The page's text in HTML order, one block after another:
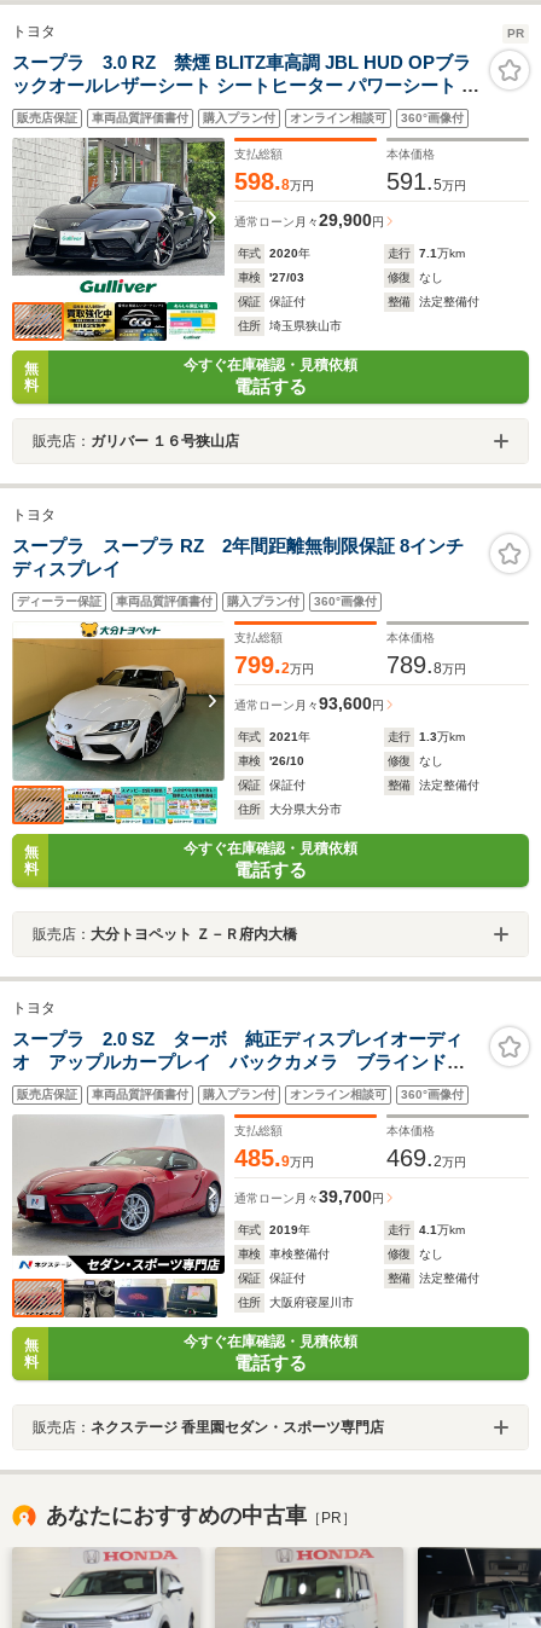
トヨタ PR
スープラ 3.0 RZ 禁煙 BLITZ車高調 JBL HUD OPブラ
ックオールレザーシート シートヒーター パワーシート ナ
ビ バックカメラ LEDヘッドライト FRコーナーセンサー
ETC 衝突軽減 レーダークルーズ ブラインドスポット パ
ドルシフト
販売店保証 車両品質評価書付 購入プラン付 オンライン相談可 360°画像付
支払総額
598.8万円
本体価格
591.5万円
通常ローン 月々29,900円
年式 2020年 走行 7.1万km
車検
'27/03 修復
なし
保証
保証付 整備
法定整備付
住所
埼玉県狭山市
無
料
今すぐ在庫確認・見積依頼
電話する
販売店： ガリバー １６号狭山店
トヨタ
スープラ スープラ RZ 2年間距離無制限保証 8インチ
ディスプレイ
ディーラー保証 車両品質評価書付 購入プラン付 360°画像付
支払総額
799.2万円
本体価格
789.8万円
通常ローン 月々93,600円
年式 2021年 走行 1.3万km
車検
'26/10 修復
なし
保証
保証付 整備
法定整備付
住所
大分県大分市
無
料
今すぐ在庫確認・見積依頼
電話する
販売店： 大分トヨペット Ｚ－Ｒ府内大橋
トヨタ
スープラ 2.0 SZ ターボ 純正ディスプレイオーディ
オ アップルカープレイ バックカメラ ブラインドス
ポットモニター プリクラッシュセーフティ レーダー
クルーズコントロール LEDヘッドライト 純正17イン
販売店保証 車両品質評価書付 購入プラン付 オンライン相談可 360°画像付
支払総額
485.9万円
本体価格
469.2万円
通常ローン 月々39,700円
年式 2019年 走行 4.1万km
車検
車検整備付 修復
なし
保証
保証付 整備
法定整備付
住所
大阪府寝屋川市
無
料
今すぐ在庫確認・見積依頼
電話する
販売店： ネクステージ 香里園セダン・スポーツ専門店
あなたにおすすめの中古車 ［PR］